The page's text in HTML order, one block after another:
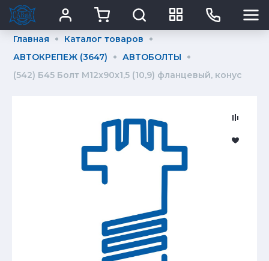
Главная
Каталог товаров
АВТОКРЕПЕЖ (3647)
АВТОБОЛТЫ
(542) Б45 Болт М12х90х1,5 (10,9) фланцевый, конус